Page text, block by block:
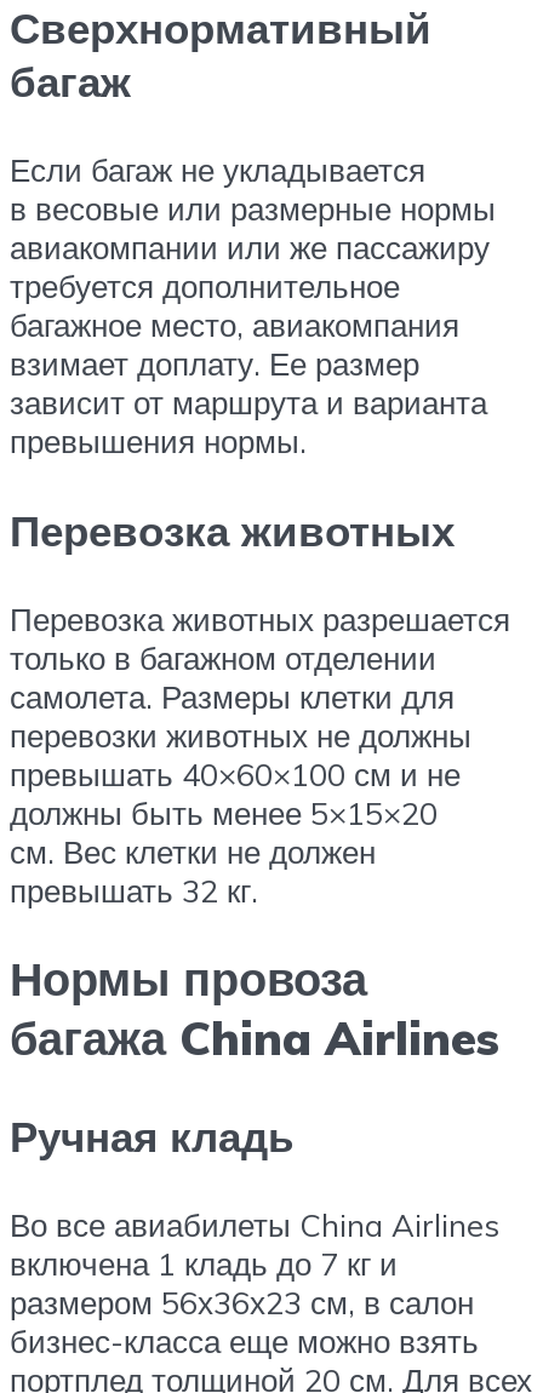
Сверхнормативный
багаж
Если багаж не укладывается
в весовые или размерные нормы
авиакомпании или же пассажиру
требуется дополнительное
багажное место, авиакомпания
взимает доплату. Ее размер
зависит от маршрута и варианта
превышения нормы.
Перевозка животных
Перевозка животных разрешается
только в багажном отделении
самолета. Размеры клетки для
перевозки животных не должны
превышать 40×60×100 см и не
должны быть менее 5×15×20
см. Вес клетки не должен
превышать 32 кг.
Нормы провоза
багажа China Airlines
Ручная кладь
Во все авиабилеты China Airlines
включена 1 кладь до 7 кг и
размером 56х36х23 см, в салон
бизнес-класса еще можно взять
портплед толщиной 20 см. Для всех